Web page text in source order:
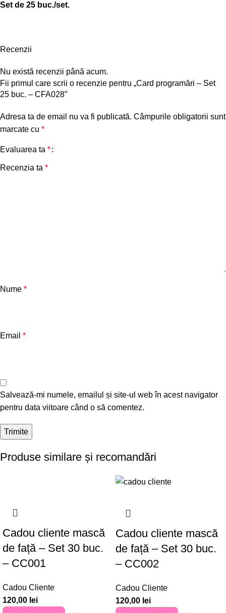
Set de 25 buc./set.
Recenzii
Nu există recenzii până acum.
Fii primul care scrii o recenzie pentru „Card programări – Set
25 buc. – CFA028”
Adresa ta de email nu va fi publicată. Câmpurile obligatorii sunt
marcate cu *
Evaluarea ta *
Recenzia ta *
Nume *
Email *
Salvează-mi numele, emailul și site-ul web în acest navigator
pentru data viitoare când o să comentez.
Produse similare și recomandări
Cadou cliente mască
de față – Set 30 buc.
– CC001
Cadou Cliente
120,00 lei
Cadou cliente mască
de față – Set 30 buc.
– CC002
Cadou Cliente
120,00 lei